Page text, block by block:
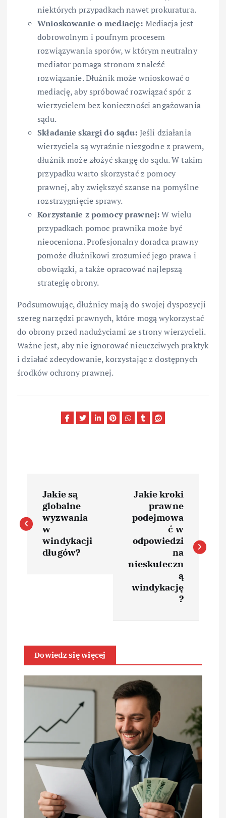
niektórych przypadkach nawet prokuratura.
Wnioskowanie o mediację: Mediacja jest
dobrowolnym i poufnym procesem
rozwiązywania sporów, w którym neutralny
mediator pomaga stronom znaleźć
rozwiązanie. Dłużnik może wnioskować o
mediację, aby spróbować rozwiązać spór z
wierzycielem bez konieczności angażowania
sądu.
Składanie skargi do sądu: Jeśli działania
wierzyciela są wyraźnie niezgodne z prawem,
dłużnik może złożyć skargę do sądu. W takim
przypadku warto skorzystać z pomocy
prawnej, aby zwiększyć szanse na pomyślne
rozstrzygnięcie sprawy.
Korzystanie z pomocy prawnej:W wielu
przypadkach pomoc prawnika może być
nieoceniona. Profesjonalny doradca prawny
pomoże dłużnikowi zrozumieć jego prawa i
obowiązki, a także opracować najlepszą
strategię obrony.
Podsumowując, dłużnicy mają do swojej dyspozycji
szereg narzędzi prawnych, które mogą wykorzystać
do obrony przed nadużyciami ze strony wierzycieli.
Ważne jest, aby nie ignorować nieuczciwych praktyk
i działać zdecydowanie, korzystając z dostępnych
środków ochrony prawnej.
a
w
a
p
Jakie są
globalne
wyzwania
w
windykacji
długów?
Jakie kroki
prawne
podejmowa
ć w
odpowiedzi
na
nieskuteczn
ą
windykację
?
Dowiedz się więcej